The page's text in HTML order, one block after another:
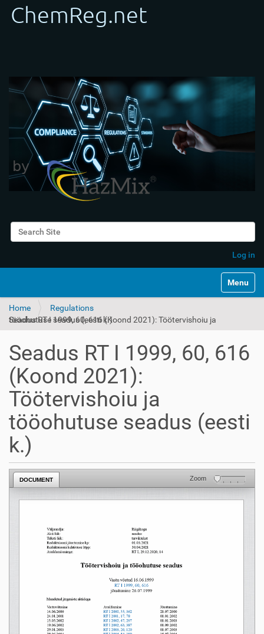
Search Site
Log in
Toggle
Home
Regulations
Seadus RT I 1999, 60, 616 (Koond 2021): Töötervishoiu ja tööohutuse seadus (eesti k.)
Seadus RT I 1999, 60, 616
(Koond 2021):
Töötervishoiu ja
tööohutuse seadus (eesti
k.)
DOCUMENT Zoom